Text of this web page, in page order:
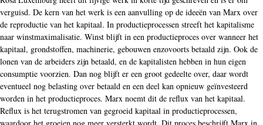
verguisd. De kern van het werk is een aanvulling op de ideeën van Marx over
de reproductie van het kapitaal. In productieprocessen streeft het kapitalisme
naar winstmaximalisatie. Winst blijft in een productieproces over wanneer het
kapitaal, grondstoffen, machinerie, gebouwen enzovoorts betaald zijn. Ook de
lonen van de arbeiders zijn betaald, en de kapitalisten hebben in hun eigen
consumptie voorzien. Dan nog blijft er een groot gedeelte over, daar wordt
eventueel nog belasting over betaald en een deel kan opnieuw geïnvesteerd
worden in het productieproces. Marx noemt dit de reflux van het kapitaal.
Reflux is het terugstromen van gegroeid kapitaal in productieprocessen,